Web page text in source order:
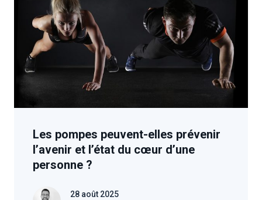
Les pompes peuvent-elles prévenir
l’avenir et l’état du cœur d’une
personne ?
28 août 2025